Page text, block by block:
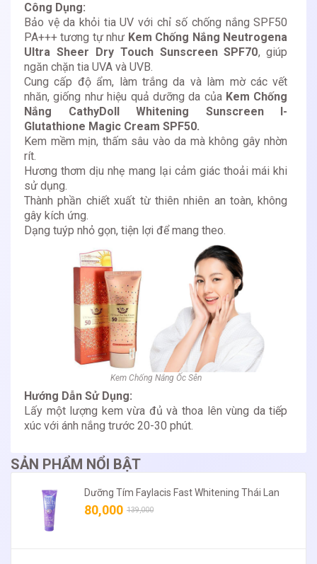
Công Dụng:
Bảo vệ da khỏi tia UV với chỉ số chống nắng SPF50
PA+++ tương tự như Kem Chống Nắng Neutrogena
Ultra Sheer Dry Touch Sunscreen SPF70, giúp
ngăn chặn tia UVA và UVB.
Cung cấp độ ẩm, làm trắng da và làm mờ các vết
nhăn, giống như hiệu quả dưỡng da của Kem Chống
Nắng CathyDoll‬ Whitening Sunscreen l-
Glutathione Magic Cream SPF50.
Kem mềm mịn, thấm sâu vào da mà không gây nhờn
rít.
Hương thơm dịu nhẹ mang lại cảm giác thoải mái khi
sử dụng.
Thành phần chiết xuất từ thiên nhiên an toàn, không
gây kích ứng.
Dạng tuýp nhỏ gọn, tiện lợi để mang theo.
Kem Chống Nắng Ốc Sên
Hướng Dẫn Sử Dụng:
Lấy một lượng kem vừa đủ và thoa lên vùng da tiếp
xúc với ánh nắng trước 20-30 phút.
SẢN PHẨM NỔI BẬT
Dưỡng Tím Faylacis Fast Whitening Thái Lan
80,000 139,000